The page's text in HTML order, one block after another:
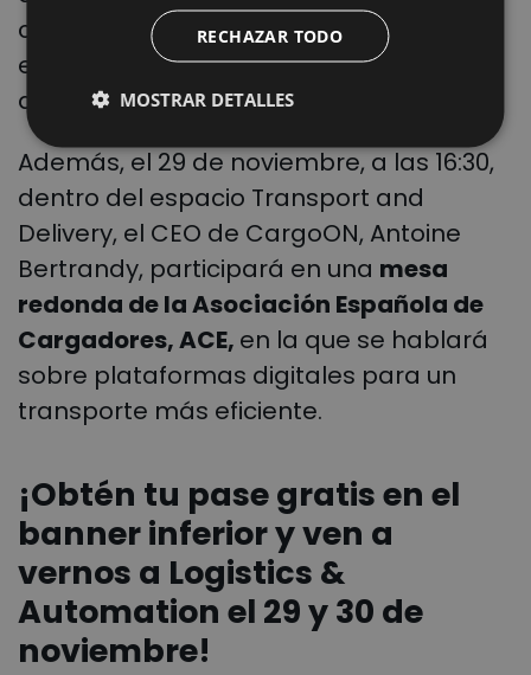
cargadores de la mano de nuestros
expertos, con quienes es posible
agendar una cita eneste enlace
Además, el 29 de noviembre, a las 16:30,
dentro del espacio Transport and
Delivery, el CEO de CargoON, Antoine
Bertrandy, participará en una mesa
redonda de la Asociación Española de
Cargadores, ACE, en la que se hablará
sobre plataformas digitales para un
transporte más eficiente.
¡Obtén tu pase gratis en el
banner inferior y ven a
vernos a Logistics &
Automation el 29 y 30 de
noviembre!
FRENCH
RECHAZAR TODO
MOSTRAR DETALLES